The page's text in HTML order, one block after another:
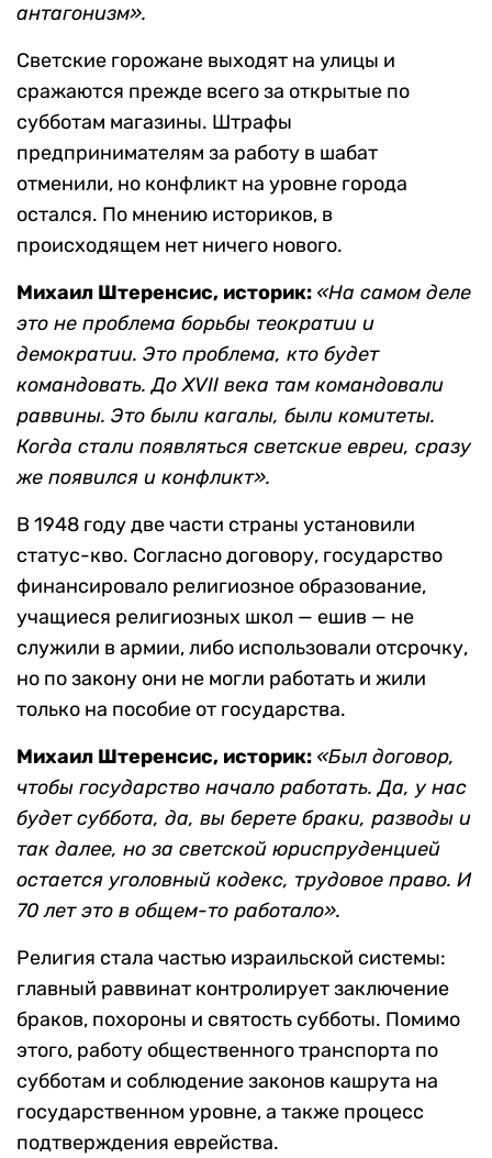
антагонизм».
Светские горожане выходят на улицы и
сражаются прежде всего за открытые по
субботам магазины. Штрафы
предпринимателям за работу в шабат
отменили, но конфликт на уровне города
остался. По мнению историков, в
происходящем нет ничего нового.
Михаил Штеренсис, историк: «На самом деле
это не проблема борьбы теократии и
демократии. Это проблема, кто будет
командовать. До XVII века там командовали
раввины. Это были кагалы, были комитеты.
Когда стали появляться светские евреи, сразу
же появился и конфликт».
В 1948 году две части страны установили
статус-кво. Согласно договору, государство
финансировало религиозное образование,
учащиеся религиозных школ — ешив — не
служили в армии, либо использовали отсрочку,
но по закону они не могли работать и жили
только на пособие от государства.
Михаил Штеренсис, историк: «Был договор,
чтобы государство начало работать. Да, у нас
будет суббота, да, вы берете браки, разводы и
так далее, но за светской юриспруденцией
остается уголовный кодекс, трудовое право. И
70 лет это в общем-то работало».
Религия стала частью израильской системы:
главный раввинат контролирует заключение
браков, похороны и святость субботы. Помимо
этого, работу общественного транспорта по
субботам и соблюдение законов кашрута на
государственном уровне, а также процесс
подтверждения еврейства.